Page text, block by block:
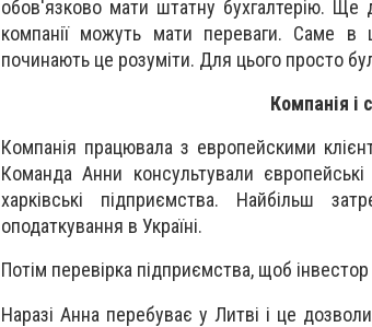
обов'язково мати штатну бухгалтерію. Ще
компанії можуть мати переваги. Саме в
починають це розуміти. Для цього просто
Компанія і
Компанія працювала з европейскими
Команда Анни консультували
харківські підприємства. Найбільш
оподаткування в Україні.
Потім перевірка підприємства, щоб
Наразі Анна перебуває у Литві і це